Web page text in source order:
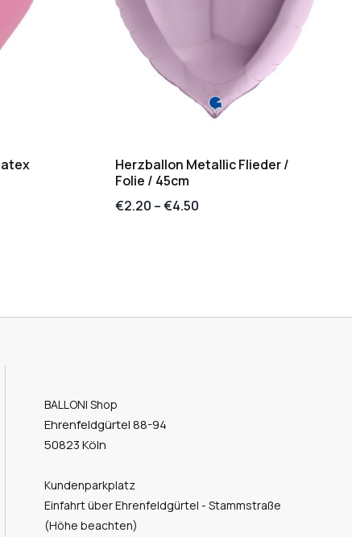
Herzballon Metallic Flieder /
Folie / 45cm
€2.20 –€4.50
BALLONI Shop
Ehrenfeldgürtel 88-94
50823 Köln
Kundenparkplatz
Einfahrt über Ehrenfeldgürtel - Stammstraße
(Höhe beachten)